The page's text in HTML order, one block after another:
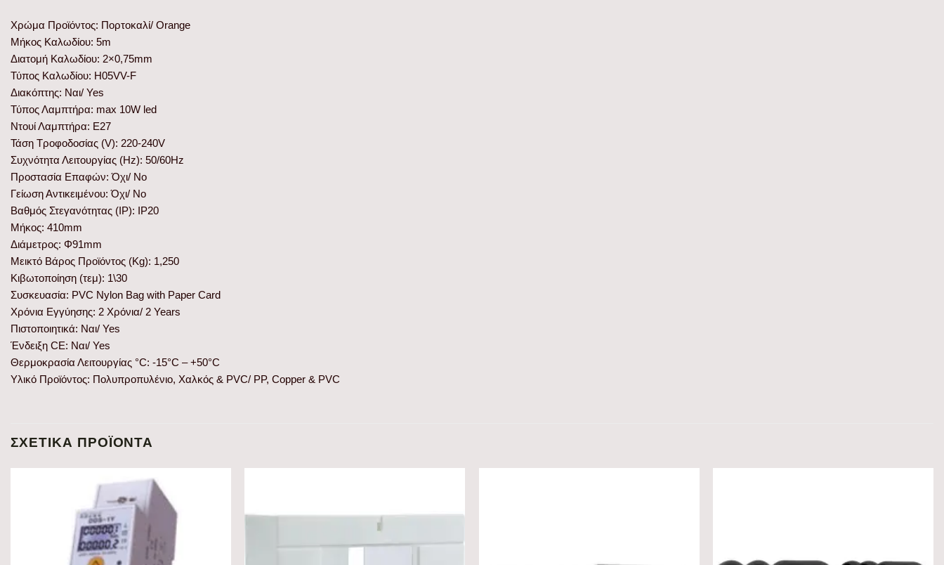
Χρώμα Προϊόντος: Πορτοκαλί/ Orange
Μήκος Καλωδίου: 5m
Διατομή Καλωδίου: 2×0,75mm
Τύπος Καλωδίου: H05VV-F
Διακόπτης: Ναι/ Yes
Τύπος Λαμπτήρα: max 10W led
Ντουί Λαμπτήρα: E27
Τάση Τροφοδοσίας (V): 220-240V
Συχνότητα Λειτουργίας (Hz): 50/60Hz
Προστασία Επαφών: Όχι/ No
Γείωση Αντικειμένου: Όχι/ No
Βαθμός Στεγανότητας (IP): IP20
Μήκος: 410mm
Διάμετρος: Φ91mm
Μεικτό Βάρος Προϊόντος (Kg): 1,250
Κιβωτοποίηση (τεμ): 1\30
Συσκευασία: PVC Nylon Bag with Paper Card
Χρόνια Εγγύησης: 2 Χρόνια/ 2 Years
Πιστοποιητικά: Ναι/ Yes
Ένδειξη CE: Ναι/ Yes
Θερμοκρασία Λειτουργίας °C: -15°C – +50°C
Υλικό Προϊόντος: Πολυπροπυλένιο, Χαλκός & PVC/ PP, Copper & PVC
ΣΧΕΤΙΚΆ ΠΡΟΪΌΝΤΑ